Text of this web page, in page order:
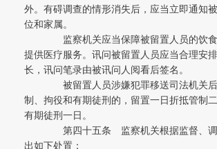
外。有碍调查的情形消失后，应当立即通知
位和家属。
监察机关应当保障被留置人员的饮食
提供医疗服务。讯问被留置人员应当合理安
长，讯问笔录由被讯问人阅看后签名。
被留置人员涉嫌犯罪移送司法机关后
制、拘役和有期徒刑的，留置一日折抵管制二
有期徒刑一日。
第四十五条 监察机关根据监督、调
出如下处置：